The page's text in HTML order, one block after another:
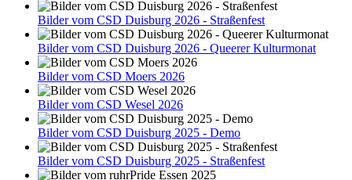
Bilder vom CSD Duisburg 2026 - Straßenfest
Bilder vom CSD Duisburg 2026 - Queerer Kulturmonat
Bilder vom CSD Moers 2026
Bilder vom CSD Wesel 2026
Bilder vom CSD Duisburg 2025 - Demo
Bilder vom CSD Duisburg 2025 - Straßenfest